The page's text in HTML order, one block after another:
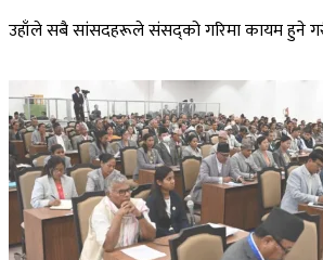
उहाँले सबै सांसदहरूले संसद्को गरिमा कायम हुने